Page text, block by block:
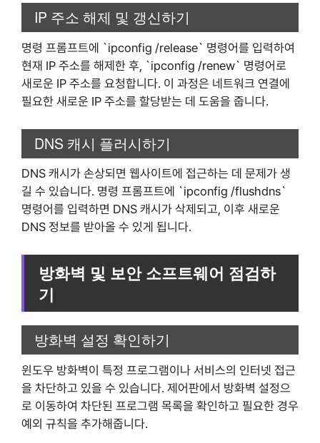
IP 주소 해제 및 갱신하기
명령 프롬프트에 `ipconfig /release` 명령어를 입력하여
현재 IP 주소를 해제한 후, `ipconfig /renew` 명령어로
새로운 IP 주소를 요청합니다. 이 과정은 네트워크 연결에
필요한 새로운 IP 주소를 할당받는 데 도움을 줍니다.
DNS 캐시 플러시하기
DNS 캐시가 손상되면 웹사이트에 접근하는 데 문제가 생
길 수 있습니다. 명령 프롬프트에 `ipconfig /flushdns`
명령어를 입력하면 DNS 캐시가 삭제되고, 이후 새로운
DNS 정보를 받아올 수 있게 됩니다.
방화벽 및 보안 소프트웨어 점검하
기
방화벽 설정 확인하기
윈도우 방화벽이 특정 프로그램이나 서비스의 인터넷 접근
을 차단하고 있을 수 있습니다. 제어판에서 방화벽 설정으
로 이동하여 차단된 프로그램 목록을 확인하고 필요한 경우
예외 규칙을 추가해줍니다.